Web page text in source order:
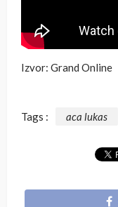
Izvor: Grand Online
Tags : aca lukas